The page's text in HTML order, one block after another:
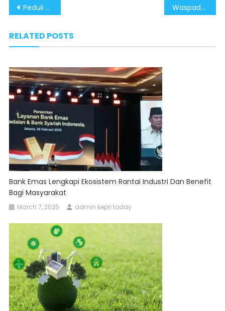
Post
Peduli Rakyat, Pemerintah Batalkan Aturan Larangan Pengecer LPG 3 Kg Waspada Provokasi, Pemerintah Tegaskan Pencairan Tunjangan Dosen Berjalan Sesuai Mekanisme
RELATED POSTS
Bank Emas Lengkapi Ekosistem Rantai Industri Dan Benefit
Bagi Masyarakat
March 7, 2025 admin kepri today